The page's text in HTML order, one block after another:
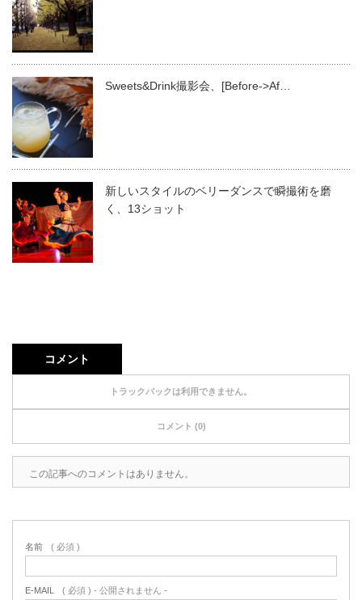
Sweets&Drink撮影会、[Before->Af…
新しいスタイルのベリーダンスで瞬撮術を磨
く、13ショット
コメント
トラックバックは利用できません。
コメント (0)
この記事へのコメントはありません。
名前 ( 必須 )
E-MAIL ( 必須 ) - 公開されません -